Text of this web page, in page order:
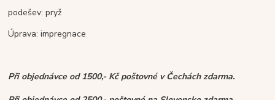
podešev: pryž
Úprava: impregnace
Při objednávce od 1500,- Kč poštovné v Čechách zdarma.